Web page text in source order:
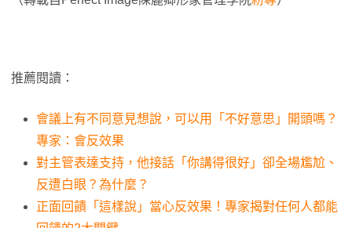
推薦閱讀：
會議上有不同意見想說，可以用「不好意思」開頭嗎？
專家：會反效果
對主管表達支持，他接話「你講得很好」卻全場尷尬、
反遭白眼？為什麼？
正面回饋「這樣說」當心反效果！專家揭對任何人都能